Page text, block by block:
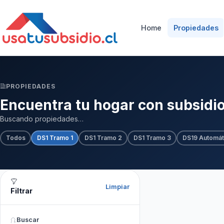
Home Propiedades
PROPIEDADES
Encuentra tu hogar con
Buscando propiedades…
Todos DS1 Tramo 1 DS1 Tramo 2 DS1 Tramo 3 DS19
Filtrar Limpiar
Buscar